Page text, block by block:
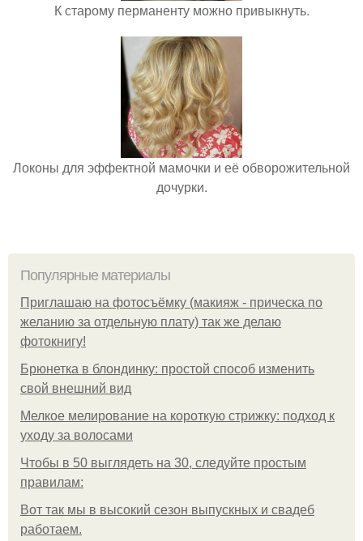
К старому перманенту можно привыкнуть.
Локоны для эффектной мамочки и её обворожительной
дочурки.
Популярные материалы
Приглашаю на фотосъёмку (макияж - прическа по
желанию за отдельную плату) так же делаю
фотокнигу!
Брюнетка в блондинку: простой способ изменить
свой внешний вид
Мелкое мелирование на короткую стрижку: подход к
уходу за волосами
Чтобы в 50 выглядеть на 30, следуйте простым
правилам:
Вот так мы в высокий сезон выпускных и свадеб
работаем.